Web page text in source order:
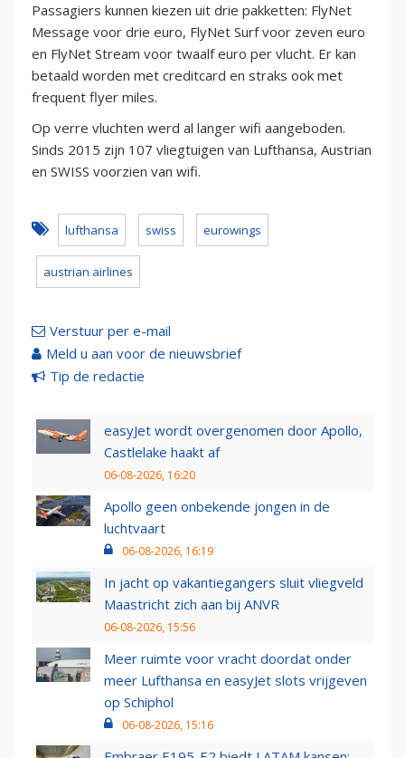
Passagiers kunnen kiezen uit drie pakketten: FlyNet
Message voor drie euro, FlyNet Surf voor zeven euro
en FlyNet Stream voor twaalf euro per vlucht. Er kan
betaald worden met creditcard en straks ook met
frequent flyer miles.
Op verre vluchten werd al langer wifi aangeboden.
Sinds 2015 zijn 107 vliegtuigen van Lufthansa, Austrian
en SWISS voorzien van wifi.
lufthansa swiss eurowings
austrian airlines
Verstuur per e-mail
Meld u aan voor de nieuwsbrief
Tip de redactie
easyJet wordt overgenomen door Apollo,
Castlelake haakt af
06-08-2026, 16:20
Apollo geen onbekende jongen in de
luchtvaart
06-08-2026, 16:19
In jacht op vakantiegangers sluit vliegveld
Maastricht zich aan bij ANVR
06-08-2026, 15:56
Meer ruimte voor vracht doordat onder
meer Lufthansa en easyJet slots vrijgeven
op Schiphol
06-08-2026, 15:16